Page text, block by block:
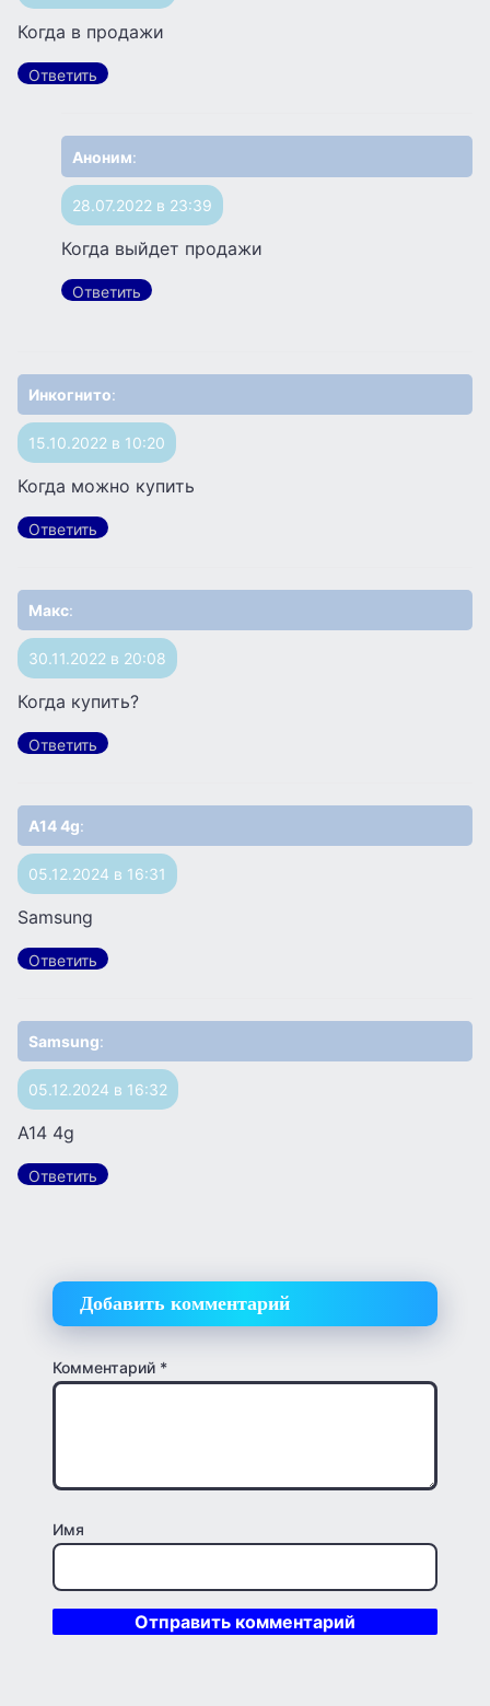
Когда в продажи
Ответить
Аноним:
28.07.2022 в 23:39
Когда выйдет продажи
Ответить
Инкогнито:
15.10.2022 в 10:20
Когда можно купить
Ответить
Макс:
30.11.2022 в 20:08
Когда купить?
Ответить
A14 4g:
05.12.2024 в 16:31
Samsung
Ответить
Samsung:
05.12.2024 в 16:32
A14 4g
Ответить
Добавить комментарий
Комментарий *
Имя